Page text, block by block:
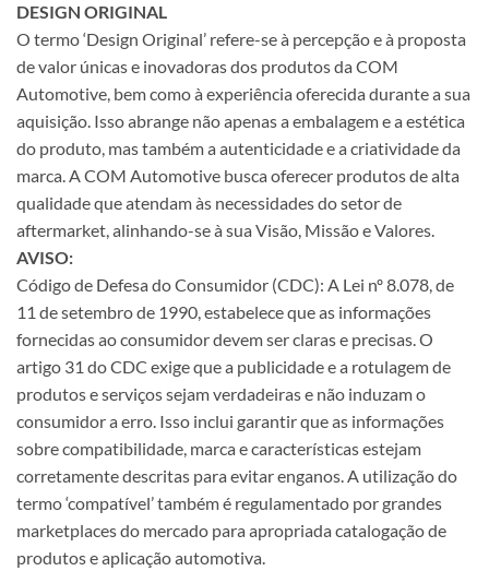
DESIGN ORIGINAL
O termo ‘Design Original’ refere-se à percepção e à proposta
de valor únicas e inovadoras dos produtos da COM
Automotive, bem como à experiência oferecida durante a sua
aquisição. Isso abrange não apenas a embalagem e a estética
do produto, mas também a autenticidade e a criatividade da
marca. A COM Automotive busca oferecer produtos de alta
qualidade que atendam às necessidades do setor de
aftermarket, alinhando-se à sua Visão, Missão e Valores.
AVISO:
Código de Defesa do Consumidor (CDC): A Lei nº 8.078, de
11 de setembro de 1990, estabelece que as informações
fornecidas ao consumidor devem ser claras e precisas. O
artigo 31 do CDC exige que a publicidade e a rotulagem de
produtos e serviços sejam verdadeiras e não induzam o
consumidor a erro. Isso inclui garantir que as informações
sobre compatibilidade, marca e características estejam
corretamente descritas para evitar enganos. A utilização do
termo ‘compatível’ também é regulamentado por grandes
marketplaces do mercado para apropriada catalogação de
produtos e aplicação automotiva.